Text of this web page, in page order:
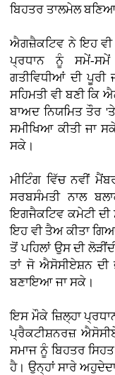
ਬਿਹਤਰ ਤਾਲਮੇਲ
ਐਗਜ਼ੈਕਟਿਵ ਨੇ ਇਹ ਵੀ
ਪ੍ਰਧਾਨ ਨੂੰ ਸਮੇਂ-ਸਮੇਂ
ਗਤੀਵਿਧੀਆਂ ਦੀ ਪੂਰੀ
ਸਹਿਮਤੀ ਵੀ ਬਣੀ ਕਿ
ਬਾਅਦ ਨਿਯਮਿਤ ਤੌਰ
ਸਮੀਖਿਆ ਕੀਤੀ ਜਾ
ਸਕੇ।
ਮੀਟਿੰਗ ਵਿੱਚ ਨਵੀਂ
ਸਰਬਸੰਮਤੀ ਨਾਲ
ਇਗਜੈਕਟਿਵ ਕਮੇਟੀ ਦੀ
ਇਹ ਵੀ ਤੈਅ ਕੀਤਾ
ਤੋਂ ਪਹਿਲਾਂ ਉਸ ਦੀ
ਤਾਂ ਜੋ ਐਸੋਸੀਏਸ਼ਨ
ਬਣਾਇਆ ਜਾ ਸਕੇ।
ਇਸ ਮੌਕੇ ਜ਼ਿਲ੍ਹਾ
ਪ੍ਰੈਕਟੀਸ਼ਨਰਜ਼
ਸਮਾਜ ਨੂੰ ਬਿਹਤਰ
ਹੈ। ਉਨ੍ਹਾਂ ਸਾਰੇ